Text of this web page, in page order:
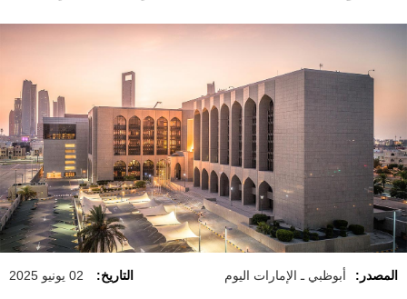
المصدر: أبوظبي ـ الإمارات اليوم التاريخ: 02 يونيو 2025